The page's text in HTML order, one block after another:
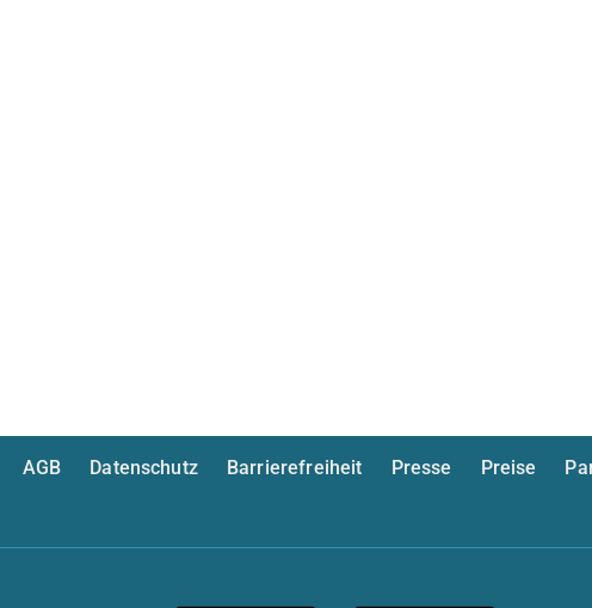
AGB Datenschutz Barrierefreiheit Presse Preise